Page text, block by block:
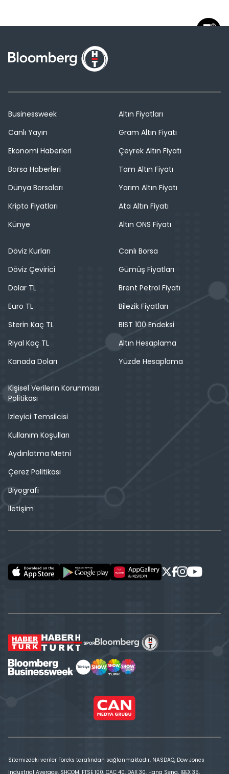
Businessweek
Canlı Yayın
Ekonomi Haberleri
Borsa Haberleri
Dünya Borsaları
Kripto Fiyatları
Künye
Altın Fiyatları
Gram Altın Fiyatı
Çeyrek Altın Fiyatı
Tam Altın Fiyatı
Yarım Altın Fiyatı
Ata Altın Fiyatı
Altın ONS Fiyatı
Döviz Kurları
Döviz Çevirici
Dolar TL
Euro TL
Sterin Kaç TL
Riyal Kaç TL
Kanada Doları
Canlı Borsa
Gümüş Fiyatları
Brent Petrol Fiyatı
Bilezik Fiyatları
BIST 100 Endeksi
Altın Hesaplama
Yüzde Hesaplama
Kişisel Verilerin Korunması
Politikası
İzleyici Temsilcisi
Kullanım Koşulları
Aydınlatma Metni
Çerez Politikası
Biyografi
İletişim
Sitemizdeki veriler Foreks tarafından sağlanmaktadır. NASDAQ, Dow Jones
Industrial Average, SHCOM, FTSE 100, CAC 40, DAX 30, Hang Seng, IBEX 35,